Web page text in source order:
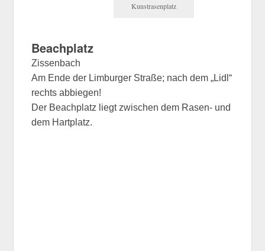
Kunstrasenplatz
Beachplatz
Zissenbach
Am Ende der Limburger Straße; nach dem „Lidl“
rechts abbiegen!
Der Beachplatz liegt zwischen dem Rasen- und
dem Hartplatz.